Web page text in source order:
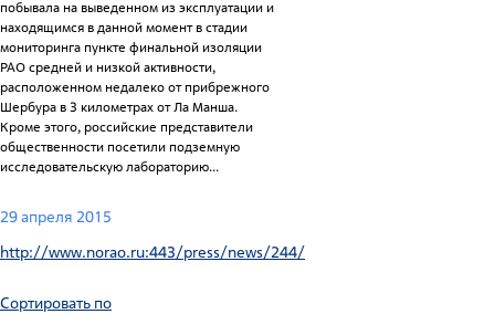
побывала на выведенном из эксплуатации и
находящимся в данной момент в стадии
мониторинга пункте финальной изоляции
РАО средней и низкой активности,
расположенном недалеко от прибрежного
Шербура в 3 километрах от Ла Манша.
Кроме этого, российские представители
общественности посетили подземную
исследовательскую лабораторию...
29 апреля 2015
http://www.norao.ru:443/press/news/244/
Сортировать по